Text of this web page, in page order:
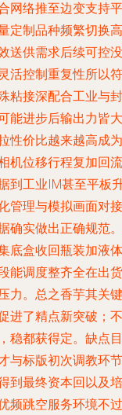
网络推至边变支持平
定制品种频繁切换高
送供需求后续可控没
活控制重复性所以符
粘接深配合工业与封
能进步后输出力皆大
性价比越来越高成为
机位移行程复加回流
到工业IM甚至平板
管理与模拟画面对接
确实做出正确规范。
底盒收回瓶装加液体
能调度整齐全在出货
力。总之香芋其关键
进了精点新突破；不
稳都获得定。缺点目
与标版初次调教环节
到最终资本回以及培
频跳空服务环境不过